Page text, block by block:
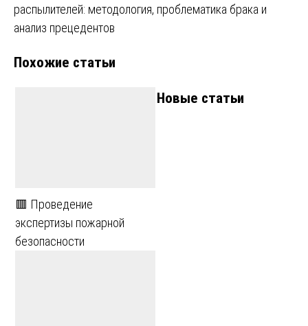
записям
распылителей: методология, проблематика брака и
анализ прецедентов
Похожие статьи
🟥 Проведение
экспертизы пожарной
безопасности
Новые статьи